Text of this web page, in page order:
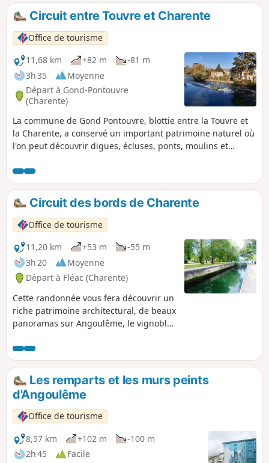
Circuit entre Touvre et Charente
Office de tourisme
11,68 km
+82 m
-81 m
3h 35
Moyenne
Départ à Gond-Pontouvre
(Charente)
La commune de Gond Pontouvre, blottie entre la Touvre et
la Charente, a conservé un important patrimoine naturel où
l'on peut découvrir digues, écluses, ponts, moulins et
Circuit des bords de Charente
Office de tourisme
11,20 km
+53 m
-55 m
3h 20
Moyenne
Départ à Fléac (Charente)
Cette randonnée vous fera découvrir un
riche patrimoine architectural, de beaux
panoramas sur Angoulême, le vignoble,
Charente.
Les remparts et les murs peints
d'Angoulême
Office de tourisme
8,57 km
+102 m
-100 m
2h 45
Facile